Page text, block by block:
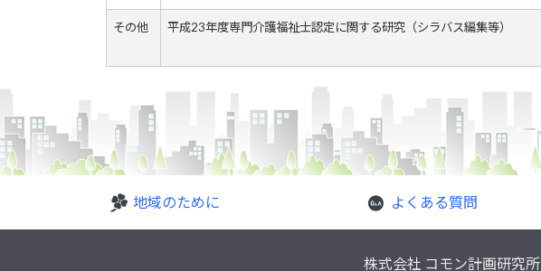
その他 平成23年度専門介護福祉士認定に関する研究（シラバス編集等）
地域のために よくある質問
株式会社 コモン計画研究所